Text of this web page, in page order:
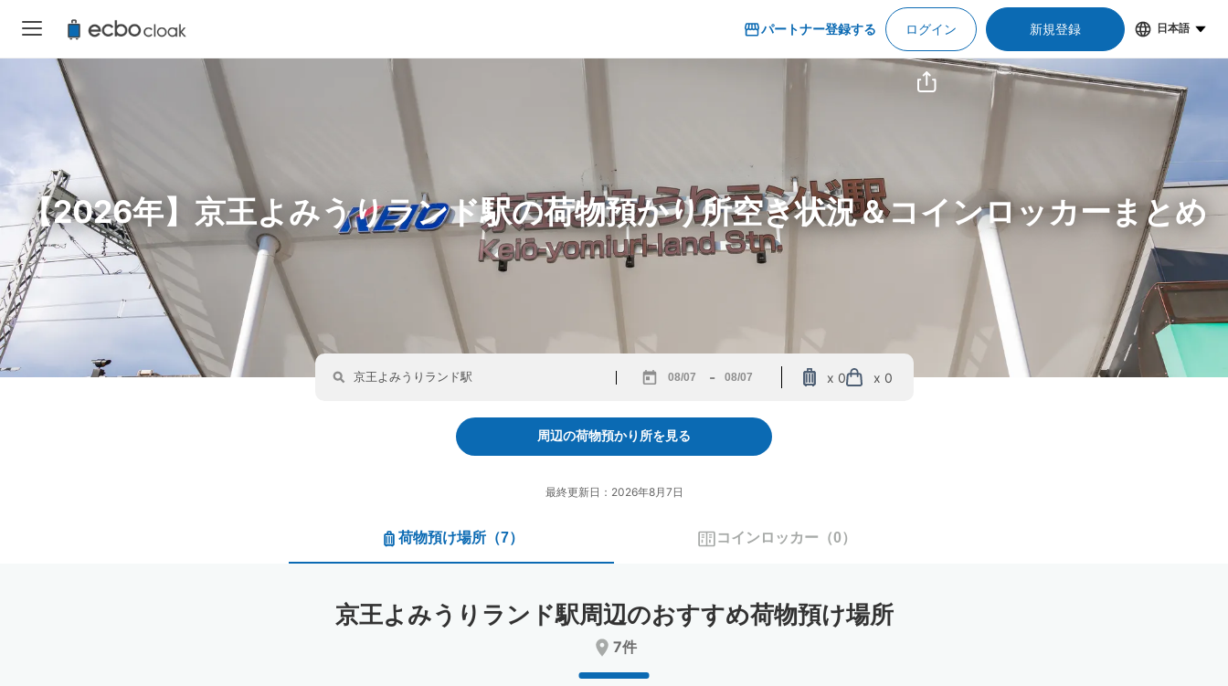
パートナー登録する ログイン 新規登録 日本語
【2026年】京王よみうりランド駅の荷物預かり所空き状況＆コインロッカーまとめ
forward
to
interact
the
select
the
-
backward
interact
select
Press
the
x 0 x 0
周辺の荷物預かり所を見る
最終更新日：2026年8月7日
荷物預け場所（7） コインロッカー （0）
京王よみうりランド駅周辺のおすすめ荷物預け場所
7件